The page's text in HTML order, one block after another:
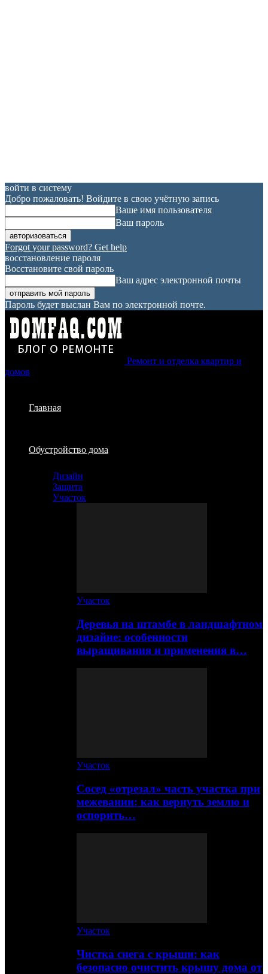
войти в систему
Добро пожаловать! Войдите в свою учётную запись
Ваше имя пользователя
Ваш пароль
Forgot your password? Get help
восстановление пароля
Восстановите свой пароль
Ваш адрес электронной почты
Пароль будет выслан Вам по электронной почте.
Ремонт и отделка квартир и
домов
Главная
Обустройство дома
Дизайн
Защита
Участок
Участок
Деревья на штамбе в ландшафтном
дизайне: особенности
выращивания и применения в…
Участок
Сосед «отрезал» часть участка при
межевании: как вернуть землю и
оспорить…
Участок
Чистка снега с крыши: как
безопасно очистить крышу дома от